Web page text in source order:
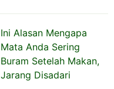
Ini Alasan Mengapa
Mata Anda Sering
Buram Setelah Makan,
Jarang Disadari